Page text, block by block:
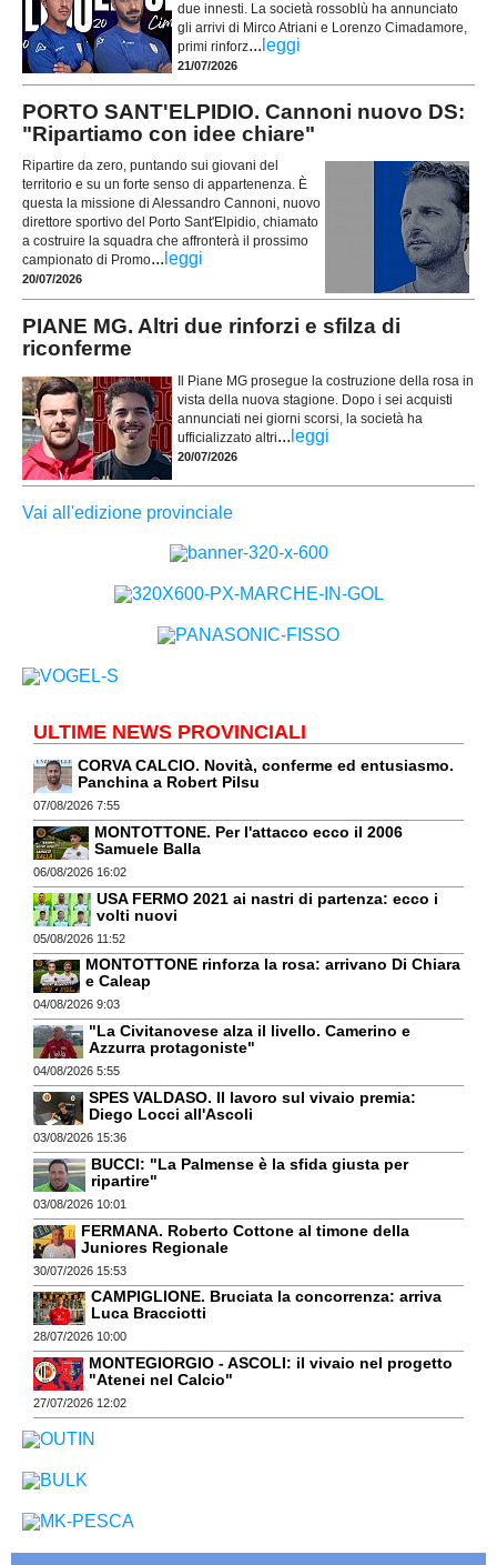
due innesti. La società rossoblù ha annunciato
gli arrivi di Mirco Atriani e Lorenzo Cimadamore,
primi rinforz... leggi
21/07/2026
PORTO SANT'ELPIDIO. Cannoni nuovo DS:
"Ripartiamo con idee chiare"
Ripartire da zero, puntando sui giovani del
territorio e su un forte senso di appartenenza. È
questa la missione di Alessandro Cannoni, nuovo
direttore sportivo del Porto Sant'Elpidio, chiamato
a costruire la squadra che affronterà il prossimo
campionato di Promo... leggi
20/07/2026
PIANE MG. Altri due rinforzi e sfilza di
riconferme
Il Piane MG prosegue la costruzione della rosa in
vista della nuova stagione. Dopo i sei acquisti
annunciati nei giorni scorsi, la società ha
ufficializzato altri... leggi
20/07/2026
Vai all'edizione provinciale
ULTIME NEWS PROVINCIALI
CORVA CALCIO. Novità, conferme ed entusiasmo.
Panchina a Robert Pilsu
07/08/2026 7:55
MONTOTTONE. Per l'attacco ecco il 2006
Samuele Balla
06/08/2026 16:02
USA FERMO 2021 ai nastri di partenza: ecco i
volti nuovi
05/08/2026 11:52
MONTOTTONE rinforza la rosa: arrivano Di Chiara
e Caleap
04/08/2026 9:03
"La Civitanovese alza il livello. Camerino e
Azzurra protagoniste"
04/08/2026 5:55
SPES VALDASO. Il lavoro sul vivaio premia:
Diego Locci all'Ascoli
03/08/2026 15:36
BUCCI: "La Palmense è la sfida giusta per
ripartire"
03/08/2026 10:01
FERMANA. Roberto Cottone al timone della
Juniores Regionale
30/07/2026 15:53
CAMPIGLIONE. Bruciata la concorrenza: arriva
Luca Bracciotti
28/07/2026 10:00
MONTEGIORGIO - ASCOLI: il vivaio nel progetto
"Atenei nel Calcio"
27/07/2026 12:02